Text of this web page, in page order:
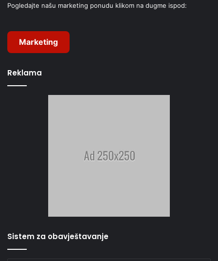
Pogledajte našu marketing ponudu klikom na dugme ispod:
Marketing
Reklama
Sistem za obavještavanje